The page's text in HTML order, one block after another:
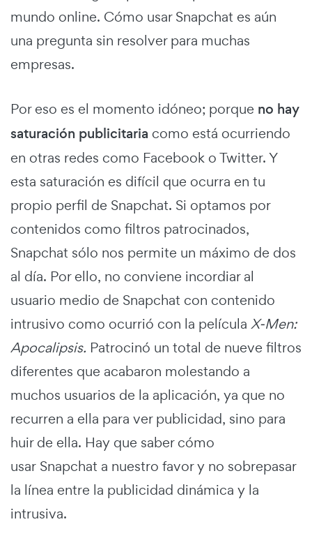
mundo online. Cómo usar Snapchat es aún
una pregunta sin resolver para muchas
empresas.
Por eso es el momento idóneo; porque no hay
saturación publicitaria como está ocurriendo
en otras redes como Facebook o Twitter. Y
esta saturación es difícil que ocurra en tu
propio perfil de Snapchat. Si optamos por
contenidos como filtros patrocinados,
Snapchat sólo nos permite un máximo de dos
al día. Por ello, no conviene incordiar al
usuario medio de Snapchat con contenido
intrusivo como ocurrió con la película X-Men:
Apocalipsis. Patrocinó un total de nueve filtros
diferentes que acabaron molestando a
muchos usuarios de la aplicación, ya que no
recurren a ella para ver publicidad, sino para
huir de ella. Hay que saber cómo
usar Snapchat a nuestro favor y no sobrepasar
la línea entre la publicidad dinámica y la
intrusiva.